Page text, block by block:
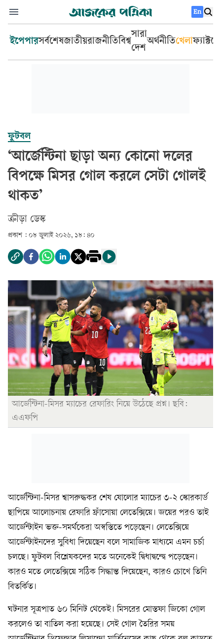
En
ইপেপারসর্বশেষজাতীয়রাজনীতিবিশ্ব
সারা
দেশ
অর্থনীতিখেলা
ফুটবল
‘আর্জেন্টিনা ছাড়া অন্য কোনো দলের
বিপক্ষে মিসর গোল করলে সেটা গোলই
থাকত’
ক্রীড়া ডেস্ক
প্রকাশ : ০৮ জুলাই ২০২৬, ১৮: ৪০
আর্জেন্টিনা-মিসর ম্যাচের রেফারিং নিয়ে উঠেছে প্রশ্ন। ছবি:
এএফপি
আর্জেন্টিনা-মিসর শ্বাসরুদ্ধকর শেষ ষোলোর ম্যাচের ৩-২ স্কোরকার্ড
ছাপিয়ে আলোচনায় রেফারি ফ্রাঁসোয়া লেতেক্সিয়ে। জয়ের পরও তাই
আর্জেন্টাইন ভক্ত-সমর্থকেরা অস্বস্তিতে পড়েছেন। লেতেক্সিয়ে
আর্জেন্টাইনদের সুবিধা দিয়েছেন বলে সামাজিক মাধ্যমে এমন চর্চা
চলছে। ফুটবল বিশ্লেষকদের মতে অনেকেই দ্বিধাদ্বন্দ্বে পড়েছেন।
কারও মতে লেতেক্সিয়ে সঠিক সিদ্ধান্ত দিয়েছেন, কারও চোখে তিনি
বিতর্কিত।
ঘটনার সূত্রপাত ৬০ মিনিট থেকেই। মিসরের মোস্তফা জিকো গোল
করলেও তা বাতিল করা হয়েছে। সেই গোল তৈরির সময়